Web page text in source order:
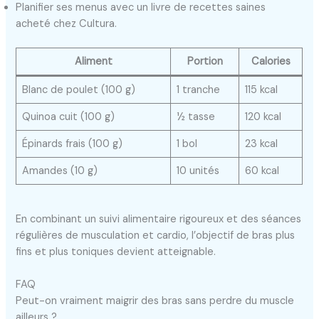
Planifier ses menus avec un livre de recettes saines
acheté chez Cultura.
Aliment Portion Calories
Blanc de poulet (100 g) 1 tranche
115 kcal
Quinoa cuit (100 g)
½ tasse
120 kcal
Épinards frais (100 g)
1 bol
23 kcal
Amandes (10 g)
10 unités 60 kcal
En combinant un suivi alimentaire rigoureux et des séances
régulières de musculation et cardio, l’objectif de bras plus
fins et plus toniques devient atteignable.
FAQ
Peut-on vraiment maigrir des bras sans perdre du muscle